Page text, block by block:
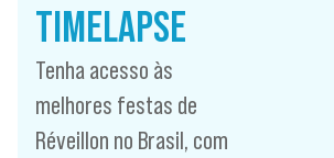
TIMELAPSE
Tenha acesso às
melhores festas de
Réveillon no Brasil, com